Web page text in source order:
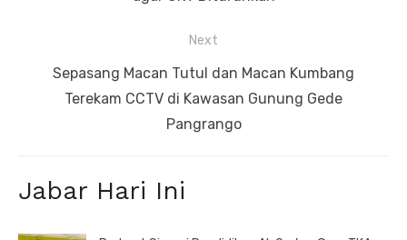
Next
NextSepasang Macan Tutul dan Macan Kumbang
Terekam CCTV di Kawasan Gunung Gede
Pangrango
Jabar Hari Ini